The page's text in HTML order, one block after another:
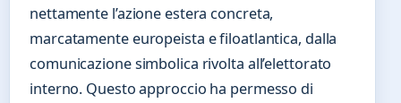
nettamente l’azione estera concreta,
marcatamente europeista e filoatlantica, dalla
comunicazione simbolica rivolta all’elettorato
interno. Questo approccio ha permesso di